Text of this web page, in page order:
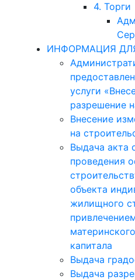
4. Торги
ИНФОРМАЦИЯ
услуги
разрешение
Внесение
на
Выдача акта
проведения
объекта
жилищного
капитала
Выдача
Выдача